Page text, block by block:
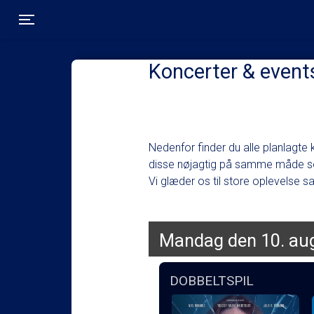
Koncerter &
Nedenfor finder du alle planlagte
disse nøjagtig på samme måde
Vi glæder os til store oplevelse
Mandag den 10.
DOBBELTSPIL